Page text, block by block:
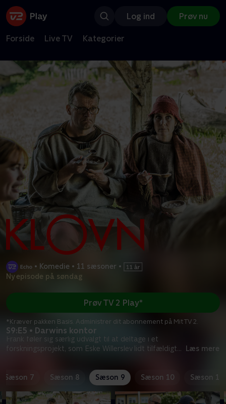
Log ind Prøv nu
Forside Live TV Kategorier
• Komedie • 11 sæsoner •
Ny episode på søndag
S9:E5 • Darwins kontor
Frank føler sig særlig udvalgt til at deltage i et
forskningsprojekt, som Eske Willerslev lidt tilfældigt... Læs mere
Prøv TV 2 Play*
*Kræver pakken Basis. Administrer dit abonnement på Mit TV 2.
Sæson 7 Sæson 8 Sæson 9 Sæson 10 Sæson 11